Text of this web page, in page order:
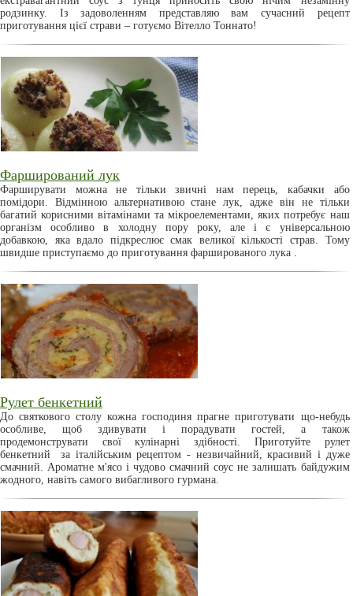
родзинку. Із задоволенням представляю вам сучасний рецепт
приготування цієї страви – готуємо Вітелло Тоннато!
Фарширований лук
Фарширувати можна не тільки звичні нам перець, кабачки або
помідори. Відмінною альтернативою стане лук, адже він не тільки
багатий корисними вітамінами та мікроелементами, яких потребує наш
організм особливо в холодну пору року, але і є універсальною
добавкою, яка вдало підкреслює смак великої кількості страв. Тому
швидше приступаємо до приготування фаршированого лука .
Рулет бенкетний
До святкового столу кожна господиня прагне приготувати що-небудь
особливе, щоб здивувати і порадувати гостей, а також
продемонструвати свої кулінарні здібності. Приготуйте рулет
бенкетний за італійським рецептом - незвичайний, красивий і дуже
смачний. Ароматне м'ясо і чудово смачний соус не залишать байдужим
жодного, навіть самого вибагливого гурмана.